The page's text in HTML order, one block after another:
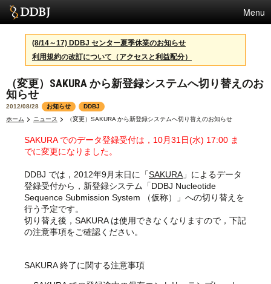
Menu
サービス
スパコン
統計
活動
利用規約
問合せ
English
(8/14～17) DDBJ センター夏季休業のお知らせ
利用規約の改訂について（アクセスと利益配分）
（変更）SAKURA から新登録システムへ切り替えのお
知らせ
2012/08/28 お知らせ
DDBJ
ホーム
ニュース （変更）SAKURA から新登録システムへ切り替えのお知らせ
SAKURA でのデータ登録受付は，10月31日(水) 17:00 ま
でに変更になりました。
DDBJ では，2012年9月末日に「SAKURA 」によるデータ
登録受付から，新登録システム「DDBJ Nucleotide
Sequence Submission System （仮称）」への切り替えを
行う予定です。
切り替え後，SAKURA は使用できなくなりますので，下記
の注意事項をご確認ください。
SAKURA 終了に関する注意事項